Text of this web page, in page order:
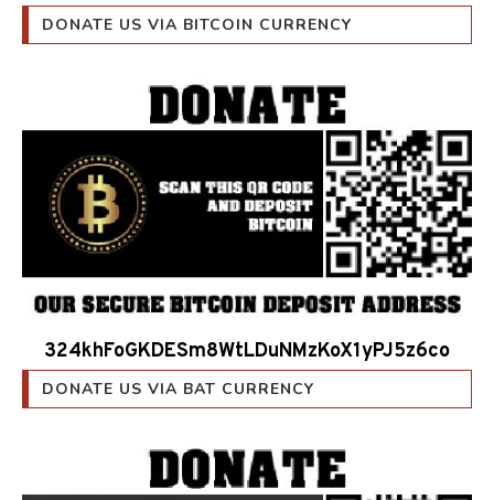
DONATE US VIA BITCOIN CURRENCY
324khFoGKDESm8WtLDuNMzKoX1yPJ5z6co
DONATE US VIA BAT CURRENCY